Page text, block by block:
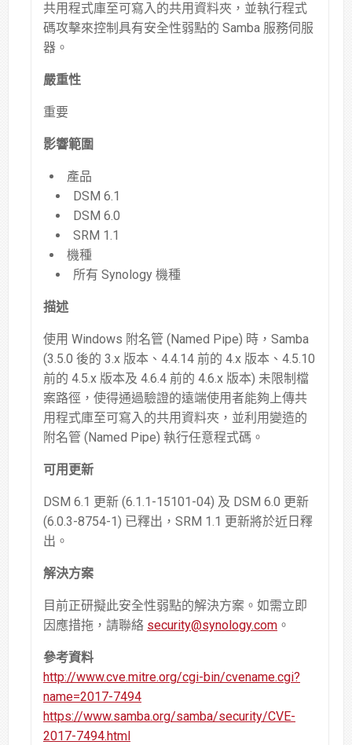
共用程式庫至可寫入的共用資料夾，並執行程式
碼攻擊來控制具有安全性弱點的 Samba 服務伺服
器。
嚴重性
重要
影響範圍
產品
DSM 6.1
DSM 6.0
SRM 1.1
機種
所有 Synology 機種
描述
使用 Windows 附名管 (Named Pipe) 時，Samba
(3.5.0 後的 3.x 版本、4.4.14 前的 4.x 版本、4.5.10
前的 4.5.x 版本及 4.6.4 前的 4.6.x 版本) 未限制檔
案路徑，使得通過驗證的遠端使用者能夠上傳共
用程式庫至可寫入的共用資料夾，並利用變造的
附名管 (Named Pipe) 執行任意程式碼。
可用更新
DSM 6.1 更新 (6.1.1-15101-04) 及 DSM 6.0 更新
(6.0.3-8754-1) 已釋出，SRM 1.1 更新將於近日釋
出。
解決方案
目前正研擬此安全性弱點的解決方案。如需立即
因應措拖，請聯絡 security@synology.com 。
參考資料
http://www.cve.mitre.org/cgi-bin/cvename.cgi?
name=2017-7494
https://www.samba.org/samba/security/CVE-
2017-7494.html